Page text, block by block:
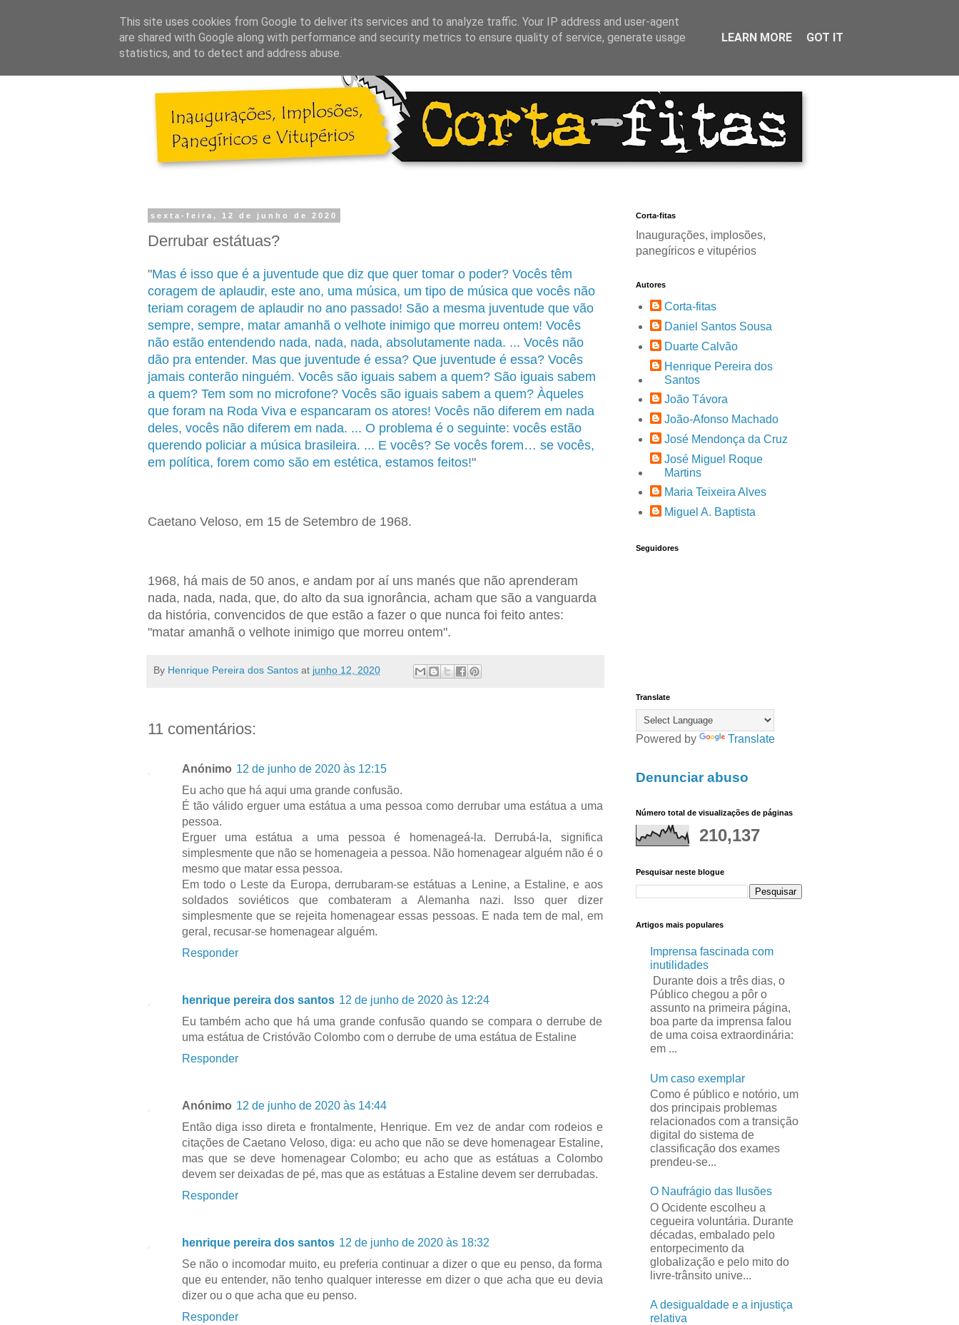
sexta-feira, 12 de junho de 2020
Derrubar estátuas?
"Mas é isso que é a juventude que diz que quer tomar o poder? Vocês têm
coragem de aplaudir, este ano, uma música, um tipo de música que vocês não
teriam coragem de aplaudir no ano passado! São a mesma juventude que vão
sempre, sempre, matar amanhã o velhote inimigo que morreu ontem! Vocês
não estão entendendo nada, nada, nada, absolutamente nada. ... Vocês não
dão pra entender. Mas que juventude é essa? Que juventude é essa? Vocês
jamais conterão ninguém. Vocês são iguais sabem a quem? São iguais sabem
a quem? Tem som no microfone? Vocês são iguais sabem a quem? Àqueles
que foram na Roda Viva e espancaram os atores! Vocês não diferem em nada
deles, vocês não diferem em nada. ... O problema é o seguinte: vocês estão
querendo policiar a música brasileira. ... E vocês? Se vocês forem… se vocês,
em política, forem como são em estética, estamos feitos!"
Caetano Veloso, em 15 de Setembro de 1968.
1968, há mais de 50 anos, e andam por aí uns manés que não aprenderam
nada, nada, nada, que, do alto da sua ignorância, acham que são a vanguarda
da história, convencidos de que estão a fazer o que nunca foi feito antes:
"matar amanhã o velhote inimigo que morreu ontem".
By Henrique Pereira dos Santos at junho 12, 2020
11 comentários:
Anónimo 12 de junho de 2020 às 12:15
Eu acho que há aqui uma grande confusão.
É tão válido erguer uma estátua a uma pessoa como derrubar uma estátua a uma
pessoa.
Erguer uma estátua a uma pessoa é homenageá-la. Derrubá-la, significa
simplesmente que não se homenageia a pessoa. Não homenagear alguém não é o
mesmo que matar essa pessoa.
Em todo o Leste da Europa, derrubaram-se estátuas a Lenine, a Estaline, e aos
soldados soviéticos que combateram a Alemanha nazi. Isso quer dizer
simplesmente que se rejeita homenagear essas pessoas. E nada tem de mal, em
geral, recusar-se homenagear alguém.
Responder
henrique pereira dos santos 12 de junho de 2020 às 12:24
Eu também acho que há uma grande confusão quando se compara o derrube de
uma estátua de Cristóvão Colombo com o derrube de uma estátua de Estaline
Responder
Anónimo 12 de junho de 2020 às 14:44
Então diga isso direta e frontalmente, Henrique. Em vez de andar com rodeios e
citações de Caetano Veloso, diga: eu acho que não se deve homenagear Estaline,
mas que se deve homenagear Colombo; eu acho que as estátuas a Colombo
devem ser deixadas de pé, mas que as estátuas a Estaline devem ser derrubadas.
Responder
henrique pereira dos santos 12 de junho de 2020 às 18:32
Se não o incomodar muito, eu preferia continuar a dizer o que eu penso, da forma
que eu entender, não tenho qualquer interesse em dizer o que acha que eu devia
dizer ou o que acha que eu penso.
Responder
Corta-fitas
Inaugurações, implosões,
panegíricos e vitupérios
Autores
Corta-fitas
Daniel Santos Sousa
Duarte Calvão
Henrique Pereira dos
Santos
João Távora
João-Afonso Machado
José Mendonça da Cruz
José Miguel Roque
Martins
Maria Teixeira Alves
Miguel A. Baptista
Seguidores
Translate
Powered by Translate
Denunciar abuso
Número total de visualizações de páginas
210,137
Pesquisar neste blogue
Artigos mais populares
Imprensa fascinada com
inutilidades
Durante dois a três dias, o
Público chegou a pôr o
assunto na primeira página,
boa parte da imprensa falou
de uma coisa extraordinária:
em ...
Um caso exemplar
Como é público e notório, um
dos principais problemas
relacionados com a transição
digital do sistema de
classificação dos exames
prendeu-se...
O Naufrágio das Ilusões
O Ocidente escolheu a
cegueira voluntária. Durante
décadas, embalado pelo
entorpecimento da
globalização e pelo mito do
livre-trânsito unive...
A desigualdade e a injustiça
relativa
This site uses cookies from Google to deliver its services and to analyze traffic. Your IP address and user-agent
are shared with Google along with performance and security metrics to ensure quality of service, generate usage
statistics, and to detect and address abuse.
LEARN MORE GOT IT